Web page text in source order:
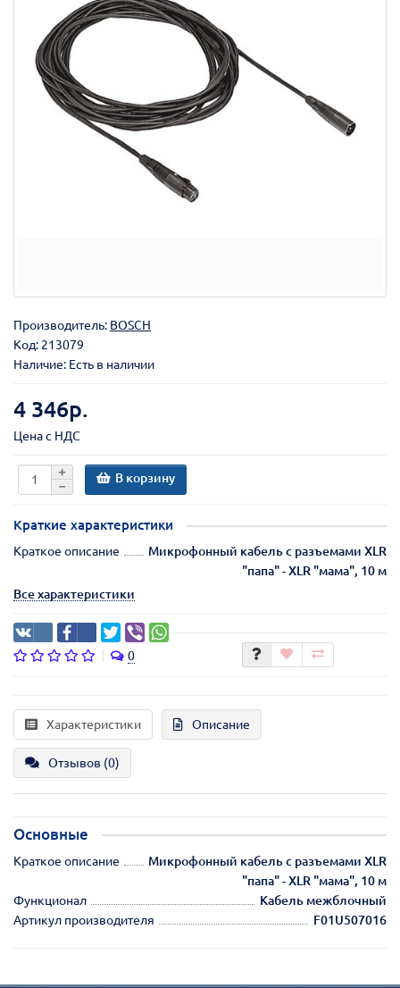
Производитель: BOSCH
Код: 213079
Наличие: Есть в наличии
4 346р.
Цена с НДС
В корзину
Краткие характеристики
Краткое описание
Микрофонный кабель с разъемами XLR
"папа" - XLR "мама", 10 м
Все характеристики
0
Характеристики Описание
Отзывов (0)
Основные
Краткое описание
Микрофонный кабель с разъемами XLR
"папа" - XLR "мама", 10 м
Функционал
Кабель межблочный
Артикул производителя
F01U507016